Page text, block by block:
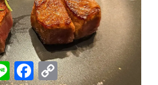
L
i
F
a
C
o